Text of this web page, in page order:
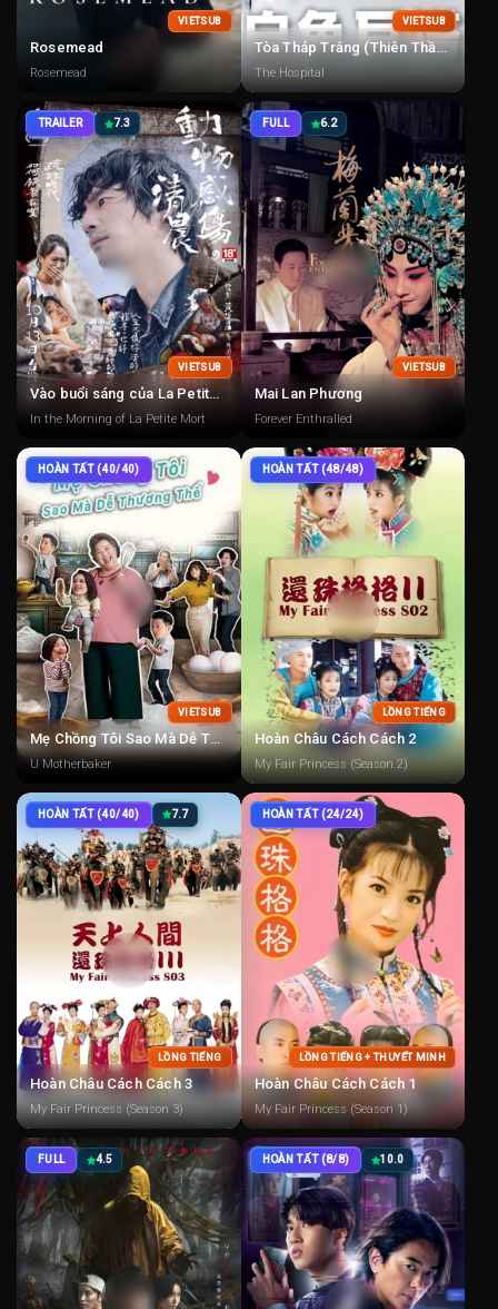
VIETSUB
Rosemead
Rosemead
VIETSUB
Tòa Tháp Trắng (Thiên Thần Áo Trắng)
The Hospital
TRAILER 7.3
VIETSUB
Vào buổi sáng của La Petite Mort
In the Morning of La Petite Mort
FULL 6.2
VIETSUB
Mai Lan Phương
Forever Enthralled
HOÀN TẤT (40/40)
VIETSUB
Mẹ Chồng Tôi Sao Mà Dễ Thương Thế
U Motherbaker
HOÀN TẤT (48/48)
LỒNG TIẾNG
Hoàn Châu Cách Cách 2
My Fair Princess (Season 2)
HOÀN TẤT (40/40) 7.7
LỒNG TIẾNG
Hoàn Châu Cách Cách 3
My Fair Princess (Season 3)
HOÀN TẤT (24/24)
LỒNG TIẾNG + THUYẾT MINH
Hoàn Châu Cách Cách 1
My Fair Princess (Season 1)
FULL 4.5 HOÀN TẤT (8/8) 10.0